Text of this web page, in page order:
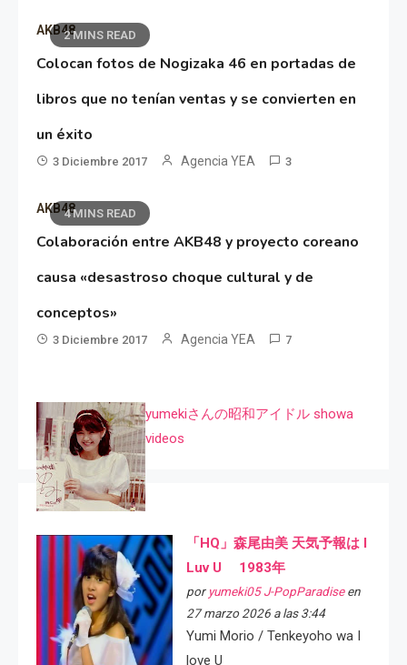
2 MINS READ
AKB48
Colocan fotos de Nogizaka 46 en portadas de
libros que no tenían ventas y se convierten en
un éxito
3 Diciembre 2017 Agencia YEA 3
4 MINS READ
AKB48
Colaboración entre AKB48 y proyecto coreano
causa «desastroso choque cultural y de
conceptos»
3 Diciembre 2017 Agencia YEA 7
yumekiさんの昭和アイドル showa
videos
「HQ」森尾由美 天気予報は I
Luv U 1983年
por yumeki05 J-PopParadiseen
27 marzo 2026 a las 3:44
Yumi Morio / Tenkeyoho wa I
love U